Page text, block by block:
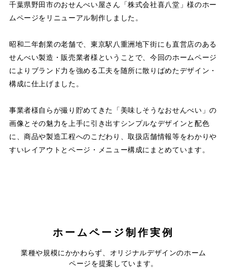
千葉県野田市のおせんべい屋さん「株式会社喜八堂」様のホー
ムページをリニューアル制作しました。
昭和二年創業の老舗で、東京駅八重洲地下街にも直営店のある
せんべい製造・販売業者様ということで、今回のホームページ
によりブランド力を強める工夫を随所に散りばめたデザイン・
構成に仕上げました。
事業者様自らが撮り貯めてきた「美味しそうなおせんべい」の
画像とその魅力を上手に引き出すシンプルなデザインと配色
に、商品や製造工程へのこだわり、取扱店舗情報等をわかりや
すいレイアウトとページ・メニュー構成にまとめています。
ホームページ制作実例
業種や規模にかかわらず、オリジナルデザインのホーム
ページを提案しています。
コテージ＆ペンションNANJA
MONJA
株式会社昭和電業社